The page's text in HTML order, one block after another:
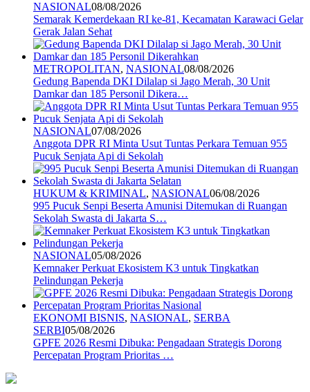
NASIONAL08/08/2026
Semarak Kemerdekaan RI ke-81, Kecamatan Karawaci Gelar
Gerak Jalan Sehat
METROPOLITAN, NASIONAL08/08/2026
Gedung Bapenda DKI Dilalap si Jago Merah, 30 Unit
Damkar dan 185 Personil Dikera…
NASIONAL07/08/2026
Anggota DPR RI Minta Usut Tuntas Perkara Temuan 955
Pucuk Senjata Api di Sekolah
HUKUM & KRIMINAL, NASIONAL06/08/2026
995 Pucuk Senpi Beserta Amunisi Ditemukan di Ruangan
Sekolah Swasta di Jakarta S…
NASIONAL05/08/2026
Kemnaker Perkuat Ekosistem K3 untuk Tingkatkan
Pelindungan Pekerja
EKONOMI BISNIS, NASIONAL, SERBA
SERBI05/08/2026
GPFE 2026 Resmi Dibuka: Pengadaan Strategis Dorong
Percepatan Program Prioritas …